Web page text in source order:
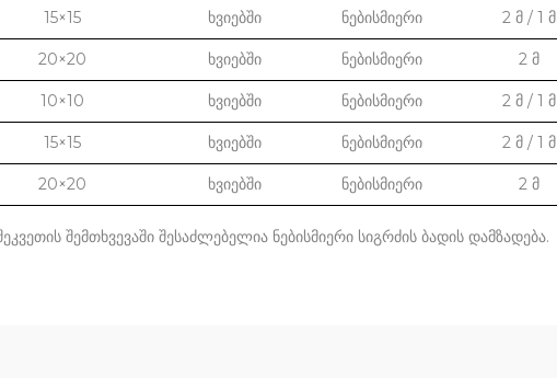
15×15 ხვიებში ნებისმიერი 2 მ / 1 მ
20×20 ხვიებში ნებისმიერი 2 მ
10×10 ხვიებში ნებისმიერი 2 მ / 1 მ
15×15 ხვიებში ნებისმიერი 2 მ / 1 მ
20×20 ხვიებში ნებისმიერი 2 მ
შემთხვევაში შესაძლებელია ნებისმიერი სიგრძის ბადის დამზადება.